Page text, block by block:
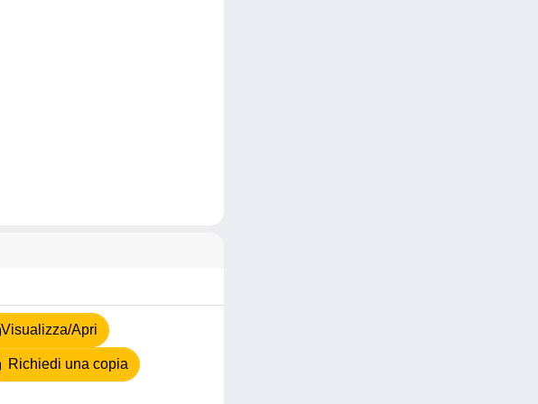
Visualizza/Apri
Richiedi una copia